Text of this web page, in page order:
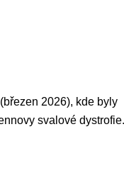
2026), kde byly
svalové dystrofie.